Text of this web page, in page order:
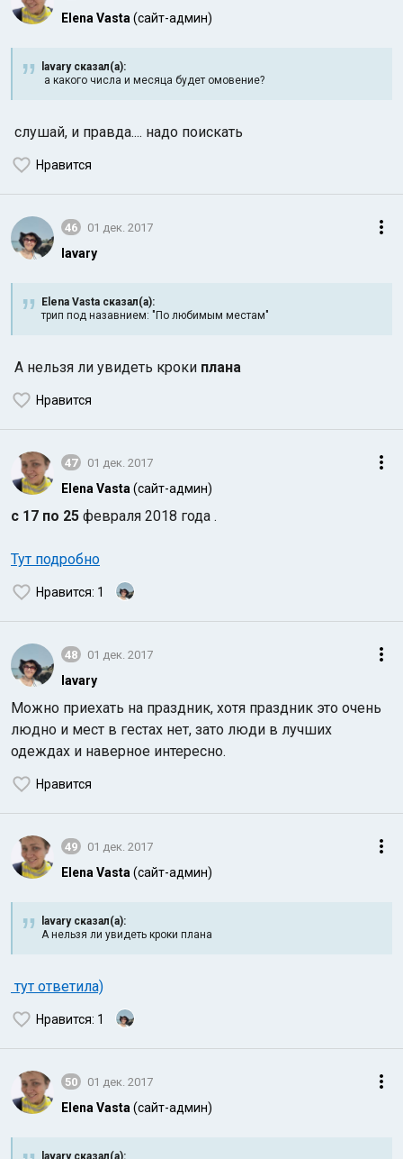
Elena Vasta (сайт-админ)
lavary сказал(а):
а какого числа и месяца будет омовение?
слушай, и правда.... надо поискать
Нравится
46 01 дек. 2017
lavary
Elena Vasta сказал(а):
трип под назавнием: "По любимым местам"
А нельзя ли увидеть кроки плана
Нравится
47 01 дек. 2017
Elena Vasta (сайт-админ)
с 17 по 25 февраля 2018 года .
Тут подробно
Нравится: 1
48 01 дек. 2017
lavary
Можно приехать на праздник, хотя праздник это очень
людно и мест в гестах нет, зато люди в лучших
одеждах и наверное интересно.
Нравится
49 01 дек. 2017
Elena Vasta (сайт-админ)
lavary сказал(а):
А нельзя ли увидеть кроки плана
тут ответила)
Нравится: 1
50 01 дек. 2017
Elena Vasta (сайт-админ)
lavary сказал(а):